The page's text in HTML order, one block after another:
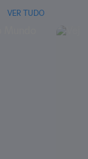
VER TUDO